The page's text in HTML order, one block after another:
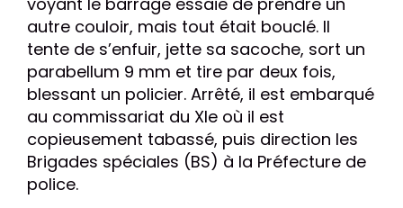
autre couloir, mais tout était bouclé. Il
tente de s’enfuir, jette sa sacoche, sort un
parabellum 9 mm et tire par deux fois,
blessant un policier. Arrêté, il est embarqué
au commissariat du XIe où il est
copieusement tabassé, puis direction les
Brigades spéciales (BS) à la Préfecture de
police.